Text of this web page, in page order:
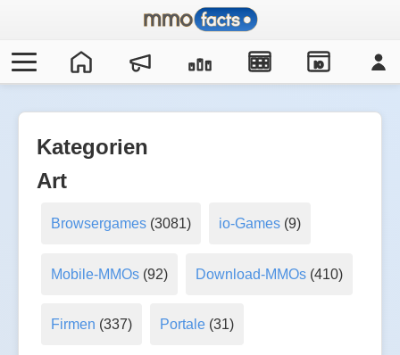
IO
Kategorien
Art
Browsergames(3081) io-Games (9)
Mobile-MMOs(92) Download-MMOs (410)
Firmen (337) Portale (31)